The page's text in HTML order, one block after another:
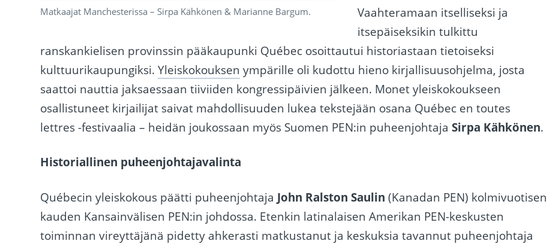
Matkaajat Manchesterissa – Sirpa Kähkönen & Marianne Bargum.
Vaahteramaan itselliseksi ja
itsepäiseksikin tulkittu
ranskankielisen provinssin pääkaupunki Québec osoittautui historiastaan tietoiseksi
kulttuurikaupungiksi.Yleiskokouksen ympärille oli kudottu hieno kirjallisuusohjelma, josta
saattoi nauttia jaksaessaan tiiviiden kongressipäivien jälkeen. Monet yleiskokoukseen
osallistuneet kirjailijat saivat mahdollisuuden lukea tekstejään osana Québec en toutes
lettres -festivaalia – heidän joukossaan myös Suomen PEN:in puheenjohtajaSirpa Kähkönen.
Historiallinen puheenjohtajavalinta
Québecin yleiskokous päätti puheenjohtaja John Ralston Saulin (Kanadan PEN) kolmivuotisen
kauden Kansainvälisen PEN:in johdossa. Etenkin latinalaisen Amerikan PEN-keskusten
toiminnan vireyttäjänä pidetty ahkerasti matkustanut ja keskuksia tavannut puheenjohtaja